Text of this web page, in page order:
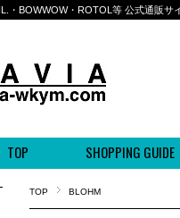
・BOWWOW・ROTOL等 公式通販サ
TOP SHOPPING GUIDE
TOP BLOHM